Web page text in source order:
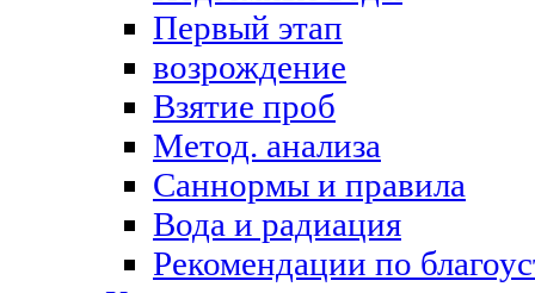
Первый этап
возрождение
Взятие проб
Метод. анализа
Саннормы и правила
Вода и радиация
Рекомендации по